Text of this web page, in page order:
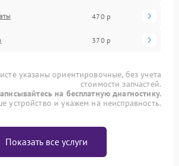
470 р
370 р
указаны ориентировочные, без учета
стоимости запчастей.
на бесплатную диагностику.
устройство и укажем на неисправность.
Показать все услуги